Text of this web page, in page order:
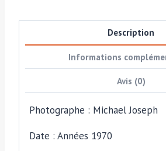
Michael
Description
Informations
Avis (0)
Photographe : Michael Joseph
Date : Années 1970